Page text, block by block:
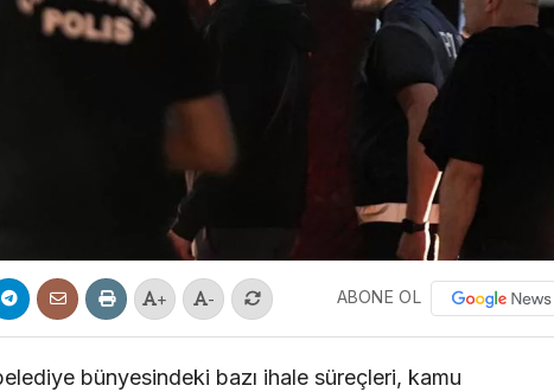
+ - ABONE OL
bünyesindeki bazı ihale süreçleri, kamu